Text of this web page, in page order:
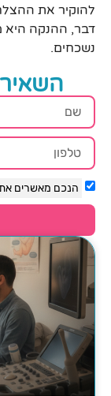
להוקיר את
דבר, ההנקה היא
נשכחים.
הנכם מאשרים